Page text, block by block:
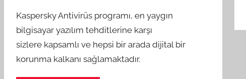
Kaspersky Antivirüs programı, en yaygın
bilgisayar yazılım tehditlerine karşı
sizlere kapsamlı ve hepsi bir arada dijital bir
korunma kalkanı sağlamaktadır.